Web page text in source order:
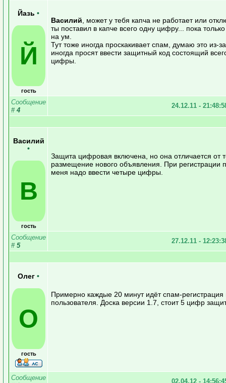
Йазь •
Й
гость
Василий , может у тебя капча не работает или
ты поставил в капче всего одну цифру... пока
на ум.
Тут тоже иногда проскакивает спам, думаю это из-за
иногда просят ввести защитный код состоящий
цифры.
Сообщение
# 4
24.12.11 -
Василий
•
В
гость
Защита цифровая включена, но она отличается от
размещение нового объявления. При регистрации
меня надо ввести четыре цифры.
Сообщение
# 5
27.12.11 -
Олег •
О
гость
Примерно каждые 20 минут идёт спам-регистрация
пользователя. Доска версии 1.7, стоит 5 цифр
Сообщение
02.04.12 -